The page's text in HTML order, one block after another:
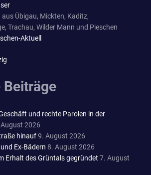
Übigau, Mickten, Kaditz,
Trachau, Wilder Mann und Pieschen
Aktuell
Beiträge
und rechte Parolen in der
2026
hinauf9. August 2026
Ex-Bädern 8. August 2026
Erhalt des Grüntals gegründet 7. August